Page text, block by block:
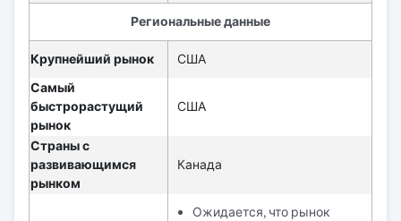
Региональные данные
Крупнейший рынок
США
Самый
быстрорастущий
рынок
США
Страны с
развивающимся
рынком
Канада
Ожидается, что рынок